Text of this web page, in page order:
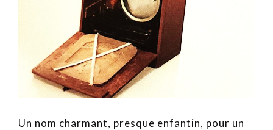
Un nom charmant, presque enfantin, pour un